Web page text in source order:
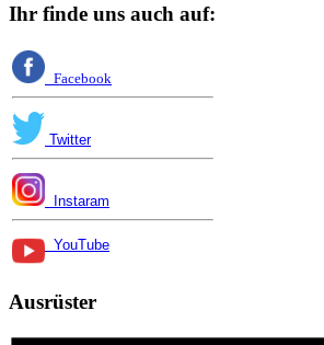
Ihr finde uns auch auf:
Facebook
Twitter
Instaram
YouTube
Ausrüster